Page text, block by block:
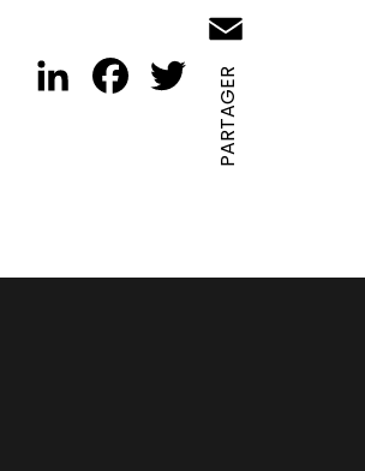
LinkedInFacebook
Twitter